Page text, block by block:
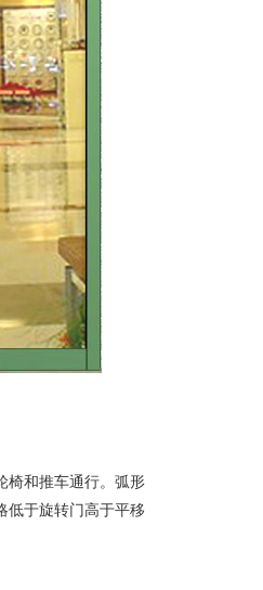
椅和推车通行。弧形
低于旋转门高于平移